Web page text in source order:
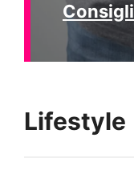
Lifestyle